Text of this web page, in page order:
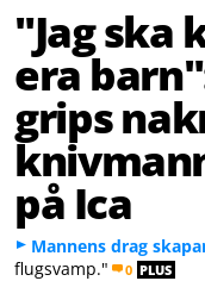
"Jag ska
era
grips
på Ica
Mannens drag
flugsvamp."
0 PLUS